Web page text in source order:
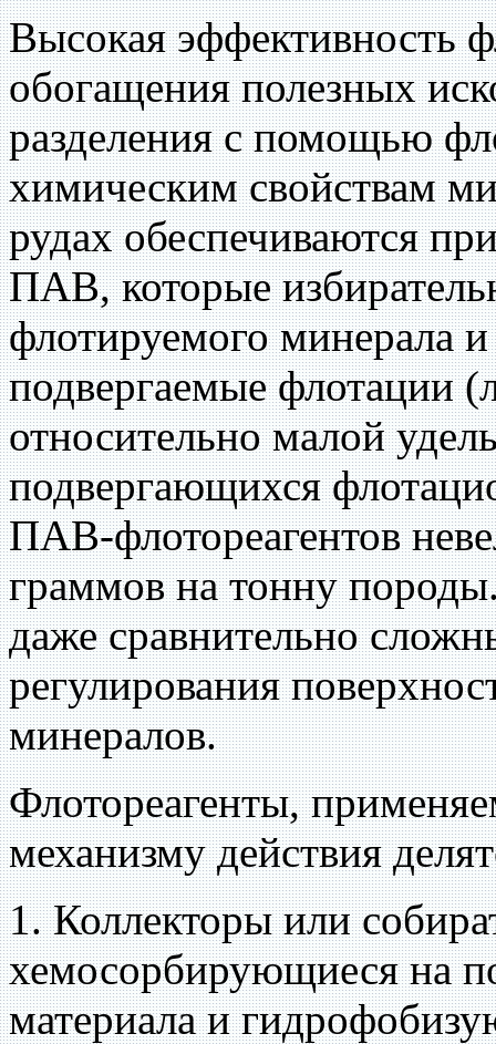
Высокая эффективность
обогащения полезных
разделения с помощью
химическим свойствам
рудах обеспечиваются
ПАВ, которые
флотируемого минерала
подвергаемые флотации
относительно малой
подвергающихся
ПАВ-флотореагентов
граммов на тонну
даже сравнительно
регулирования
минералов.
Флотореагенты,
механизму действия
1. Коллекторы или
хемосорбирующиеся на
материала и